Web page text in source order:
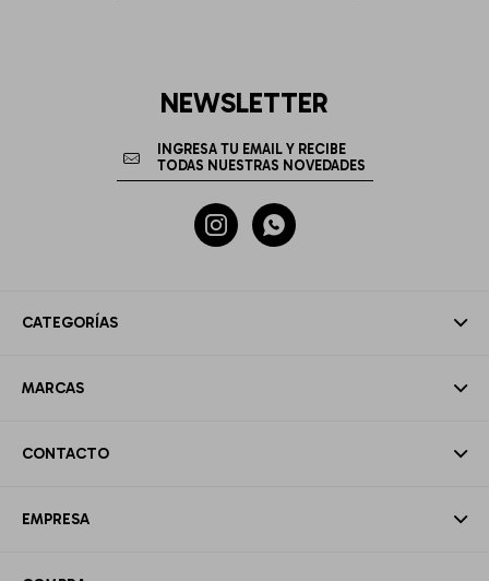
CATEGORÍAS
MARCAS
CONTACTO
EMPRESA
NEWSLETTER
 